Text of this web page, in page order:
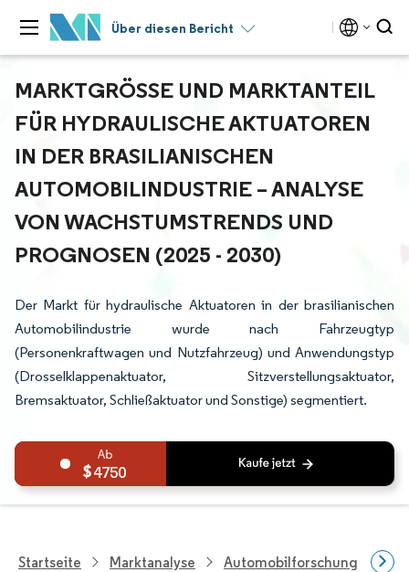
Über diesen Bericht
MARKTGRÖSSE UND MARKTANTEIL F
ÜR HYDRAULISCHE AKTUATOREN I
N DER BRASILIANISCHEN A
UTOMOBILINDUSTRIE – ANALYSE V
ON WACHSTUMSTRENDS UND P
ROGNOSEN (2025 - 2030)
Der Markt für hydraulische Aktuatoren in der brasilianischen
Automobilindustrie wurde nach Fahrzeugtyp
(Personenkraftwagen und Nutzfahrzeug) und Anwendungstyp
(Drosselklappenaktuator, Sitzverstellungsaktuator,
Bremsaktuator, Schließaktuator und Sonstige) segmentiert.
4750
Startseite Marktanalyse Automobilforschung